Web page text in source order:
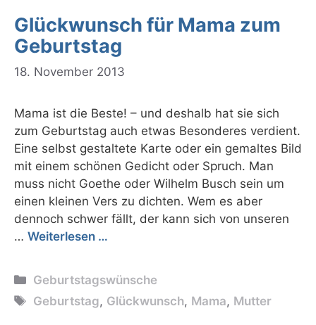
Glückwunsch für Mama zum
Geburtstag
18. November 2013
Mama ist die Beste! – und deshalb hat sie sich
zum Geburtstag auch etwas Besonderes verdient.
Eine selbst gestaltete Karte oder ein gemaltes Bild
mit einem schönen Gedicht oder Spruch. Man
muss nicht Goethe oder Wilhelm Busch sein um
einen kleinen Vers zu dichten. Wem es aber
dennoch schwer fällt, der kann sich von unseren
… Weiterlesen …
Kategorien
Geburtstagswünsche
Schlagwörter
Geburtstag, Glückwunsch, Mama, Mutter